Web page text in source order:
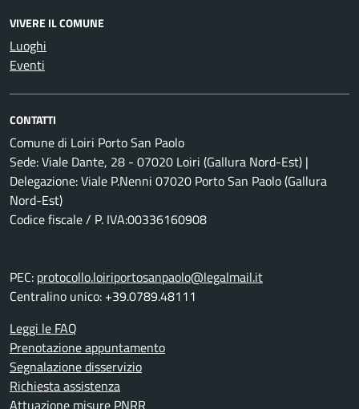
VIVERE IL COMUNE
Luoghi
Eventi
CONTATTI
Comune di Loiri Porto San Paolo
Sede: Viale Dante, 28 - 07020 Loiri (Gallura Nord-Est) |
Delegazione: Viale P.Nenni 07020 Porto San Paolo (Gallura
Nord-Est)
Codice fiscale / P. IVA:00336160908
PEC: protocollo.loiriportosanpaolo@legalmail.it
Centralino unico: +39.0789.48111
Leggi le FAQ
Prenotazione appuntamento
Segnalazione disservizio
Richiesta assistenza